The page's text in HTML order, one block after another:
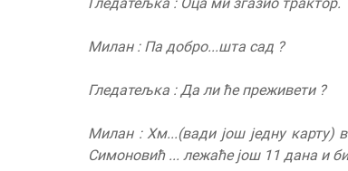
Гледатељка : Оца ми згазио трактор.
Милан : Па добро...шта сад ?
Гледатељка : Да ли ће преживети ?
Милан : Хм...(вади још једну карту)
Симоновић... лежаће још11 дана и